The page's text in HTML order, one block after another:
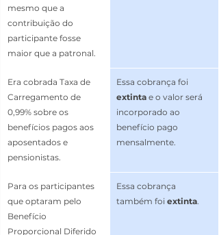
mesmo que a
contribuição do
participante fosse
maior que a patronal.
Era cobrada Taxa de
Carregamento de
0,99% sobre os
benefícios pagos aos
aposentados e
pensionistas.
Essa cobrança foi
extinta e o valor será
incorporado ao
benefício pago
mensalmente.
Para os participantes
que optaram pelo
Benefício
Proporcional Diferido
Essa cobrança
também foi extinta.